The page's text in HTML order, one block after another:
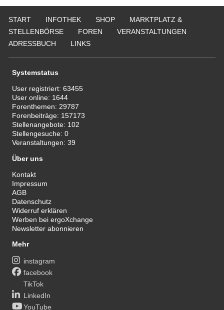
START INFOTHEK SHOP
MARKTPLATZ &
STELLENBÖRSE
FOREN
VERANSTALTUNGEN
ADRESSBUCH
LINKS
Systemstatus
User registriert:63455
User online: 1644
Forenthemen: 29787
Forenbeiträge: 157173
Stellenangebote: 102
Stellengesuche:0
Veranstaltungen:39
Über uns
Kontakt
Impressum
AGB
Datenschutz
Widerruf erklären
Werben bei ergoXchange
Newsletter abonnieren
Mehr
instagram
facebook
TikTok
LinkedIn
YouTube